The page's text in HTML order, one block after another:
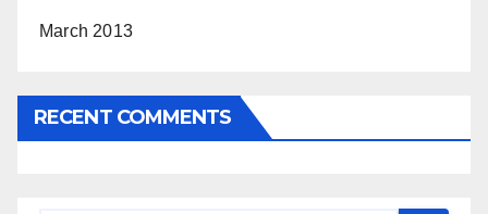
March 2013
RECENT COMMENTS